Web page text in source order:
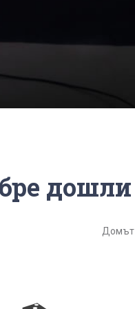
дошли
Домът